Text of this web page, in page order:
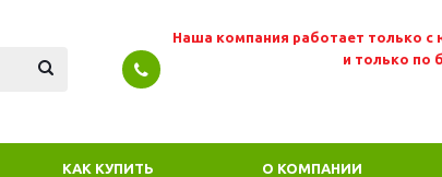
Наша компания работает только с
и только по
КАК КУПИТЬ О КОМПАНИИ